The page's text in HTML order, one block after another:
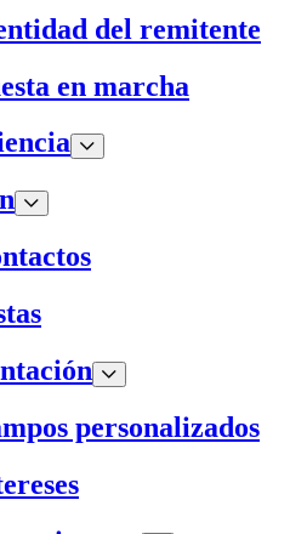
del remitente
en marcha
personalizados